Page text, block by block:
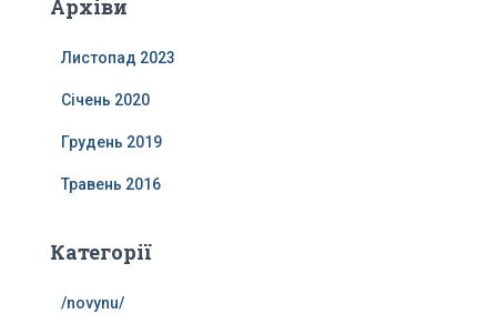
Архіви
Листопад 2023
Січень 2020
Грудень 2019
Травень 2016
Категорії
/novynu/